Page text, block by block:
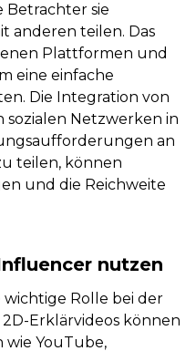
Betrachter sie
anderen teilen. Das
Plattformen und
eine einfache
Die Integration von
sozialen Netzwerken in
an
teilen, können
und die Reichweite
nutzen
wichtige Rolle bei der
Erklärvideos können
YouTube,